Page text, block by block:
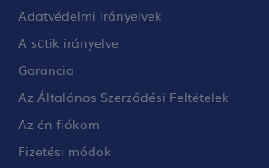
Adatvédelmi irányelvek
A sütik irányelve
Garancia
Az Általános Szerződési Feltételek
Az én fiókom
Fizetési módok